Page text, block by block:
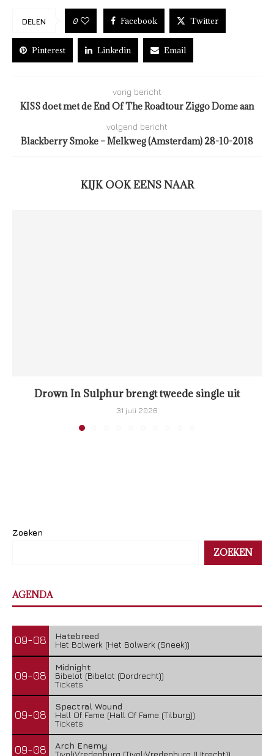
DELEN 0 Facebook Twitter
Pinterest Linkedin Email
vorig bericht
KISS doet met de End Of The Roadtour Ziggo Dome aan
volgend bericht
Blackberry Smoke – Melkweg (Amsterdam) 28-10-2018
KIJK OOK EENS NAAR
Drown In Sulphur brengt tweede single uit
31 juli 2026
Zoeken
ZOEKEN
AGENDA
09-08
Hatebreed
Het Bolwerk (Het Bolwerk (Sneek))
09-08
Midnight
Bibelot (Bibelot (Dordrecht))
Tickets
09-08
Spectral Wound
Hall Of Fame (Hall Of Fame (Tilburg))
Tickets
09-08
Arch Enemy
TivoliVredenburg (TivoliVredenburg (Utrecht))